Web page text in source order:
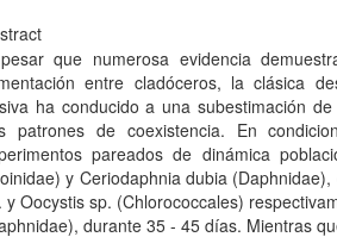
que numerosa evidencia
entre cladóceros, la clásica
ha conducido a una subestimación
patrones de coexistencia. En
pareados de dinámica
y Ceriodaphnia dubia
y Oocystis sp. (Chlorococcales)
durante 35 - 45 días. Mientras